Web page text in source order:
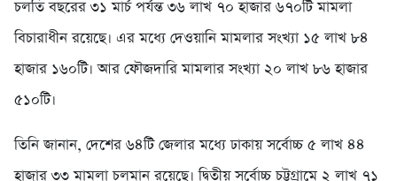
চলতি বছরের ৩১ মার্চ পর্যন্ত ৩৬ লাখ ৭০ হাজার ৬৭০টি মামলা
বিচারাধীন রয়েছে। এর মধ্যে দেওয়ানি মামলার সংখ্যা ১৫ লাখ ৮৪
হাজার ১৬০টি। আর ফৌজদারি মামলার সংখ্যা ২০ লাখ ৮৬ হাজার
৫১০টি।
তিনি জানান, দেশের ৬৪টি জেলার মধ্যে ঢাকায় সর্বোচ্চ ৫ লাখ ৪৪
হাজার ৩৩ মামলা চলমান রয়েছে। দ্বিতীয় সর্বোচ্চ চট্টগ্রামে ২ লাখ ৭১